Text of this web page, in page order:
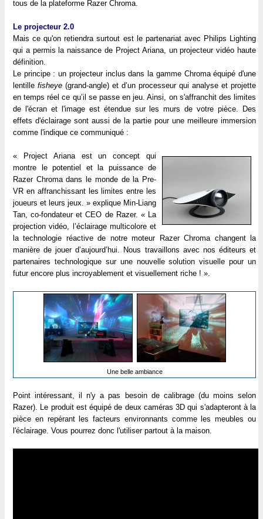
tous de la plateforme Razer Chroma.
Le projecteur 2.0
Mais ce qu'on retiendra surtout est le partenariat avec Philips Lighting
qui a permis la naissance de Project Ariana, un projecteur vidéo haute
définition.
Le principe : un projecteur inclus dans la gamme Chroma équipé d'une
lentille fisheye (grand-angle) et d’un processeur qui analyse et projette
en temps réel ce qu’il se passe en jeu. Ainsi, on s'affranchit des limites
de l'écran et l'image est étendue sur les murs de votre pièce. Des
effets d'éclairage sont aussi de la partie pour une meilleure immersion
comme l'indique ce communiqué :
« Project Ariana est un concept qui
montre le potentiel et la puissance de
Razer Chroma dans le monde de la Pre-
VR en affranchissant les limites entre les
joueurs et leurs jeux. » explique Min-Liang
Tan, co-fondateur et CEO de Razer. « La
projection vidéo, l’éclairage multicolore et
la technologie réactive de notre moteur Razer Chroma changent la
manière de jouer d’aujourd’hui. Nous travaillons avec nos éditeurs et
partenaires technologique sur une nouvelle solution visuelle pour un
futur encore plus incroyablement et visuellement riche ! ».
Une belle ambiance
Point intéressant, il n'y a pas besoin de calibrage (du moins selon
Razer). Le produit est équipé de deux caméras 3D qui s'adapteront à la
pièce en repérant les facteurs environnants comme les meubles ou
l'éclairage. Vous pourrez donc l'utiliser partout à la maison.